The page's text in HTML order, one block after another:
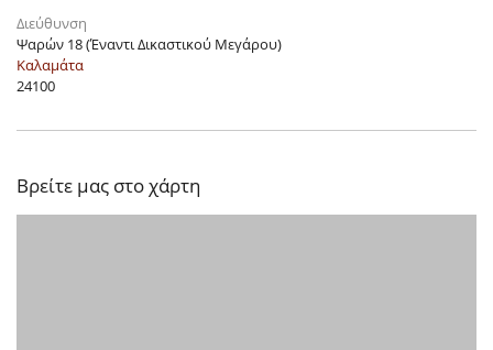
Διεύθυνση
Ψαρών 18 (Έναντι Δικαστικού Μεγάρου)
Καλαμάτα
24100
Βρείτε μας στο χάρτη